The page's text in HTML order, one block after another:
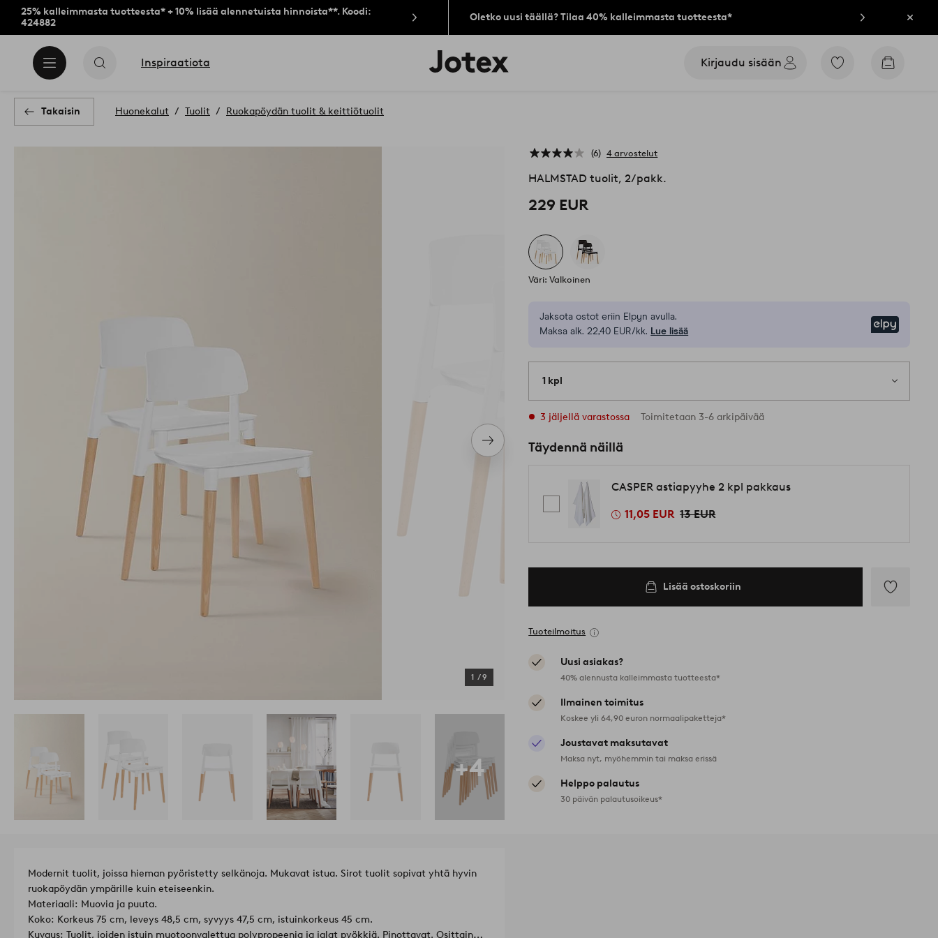
25% kalleimmasta tuotteesta* + 10% lisää alennetuista hinnoista**. Koodi:
424882
Oletko uusi täällä? Tilaa 40% kalleimmasta tuotteesta* Sulje
Inspiraatiota
Jotex-
logo
Kirjaudu sisään
Siirry
Siirry
Takaisin Huonekalut Tuolit Ruokapöydän tuolit & keittiötuolit
Seuraava
tuote
1 /9
6 4 arvostelut
HALMSTAD tuolit, 2/pakk.
229 EUR
Väri: Valkoinen
Jaksota ostot eriin Elpyn avulla.
Maksa alk. 22,40 EUR/kk. Lue lisää
1 kpl
3 jäljellä varastossa Toimitetaan 3-6 arkipäivää
Täydennä näillä
CASPER astiapyyhe 2 kpl pakkaus
11,05 EUR 13 EUR
Lisää ostoskoriin
Tuoteilmoitus
Uusi asiakas?
40% alennusta kalleimmasta tuotteesta*
Ilmainen toimitus
Koskee yli 64,90 euron normaalipaketteja*
Joustavat maksutavat
Maksa nyt, myöhemmin tai maksa erissä
Helppo palautus
30 päivän palautusoikeus*
+4
Modernit tuolit, joissa hieman pyöristetty selkänoja. Mukavat istua. Sirot tuolit sopivat yhtä hyvin
ruokapöydän ympärille kuin eteiseenkin.
Materiaali: Muovia ja puuta.
Koko: Korkeus 75 cm, leveys 48,5 cm, syvyys 47,5 cm, istuinkorkeus 45 cm.
Kuvaus: Tuolit, joiden istuin muotoonvalettua polypropeenia ja jalat pyökkiä. Pinottavat. Osittain